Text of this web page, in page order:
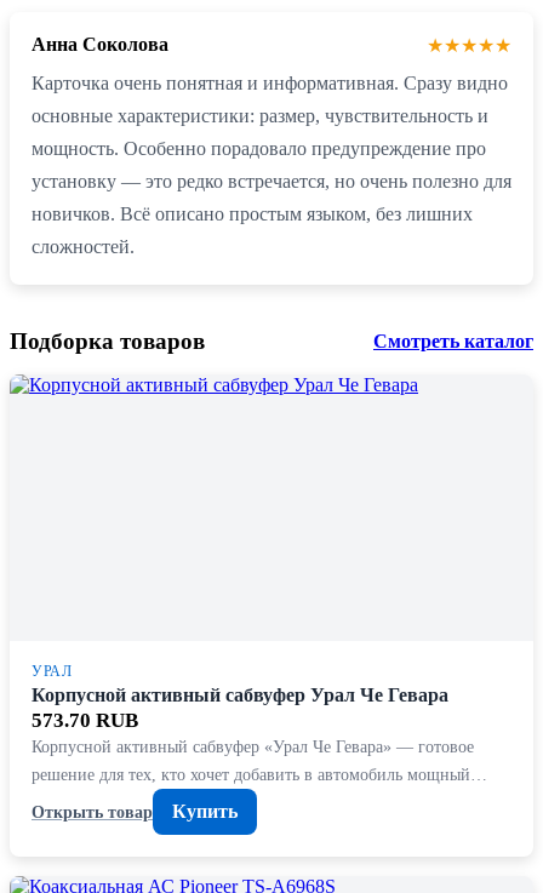
Анна Соколова
★★★★★
Карточка очень понятная и информативная. Сразу видно
основные характеристики: размер, чувствительность и
мощность. Особенно порадовало предупреждение про
установку — это редко встречается, но очень полезно для
новичков. Всё описано простым языком, без лишних
сложностей.
Подборка товаров Смотреть каталог
УРАЛ
Корпусной активный сабвуфер Урал Че Гевара
573.70 RUB
Корпусной активный сабвуфер «Урал Че Гевара» — готовое
решение для тех, кто хочет добавить в автомобиль мощный…
Открыть товар
Купить